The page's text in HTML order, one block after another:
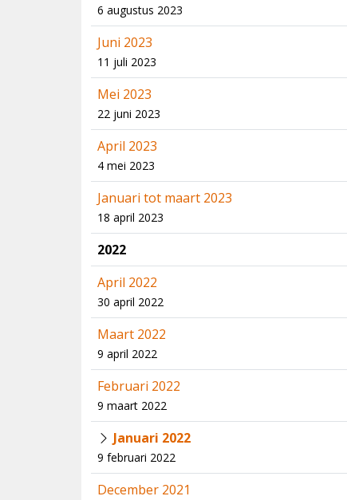
6 augustus 2023
Juni 2023
11 juli 2023
Mei 2023
22 juni 2023
April 2023
4 mei 2023
Januari tot maart 2023
18 april 2023
2022
April 2022
30 april 2022
Maart 2022
9 april 2022
Februari 2022
9 maart 2022
Januari 2022
9 februari 2022
December 2021